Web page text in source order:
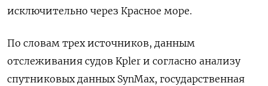
исключительно через Красное море.
По словам ​трех источников, данным
отслеживания судов Kpler и согласно ​анализу
спутниковых данных SynMax, государственная